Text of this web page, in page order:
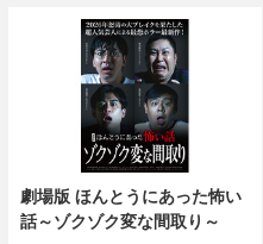
劇場版 ほんとうにあった怖い
話～ゾクゾク変な間取り～